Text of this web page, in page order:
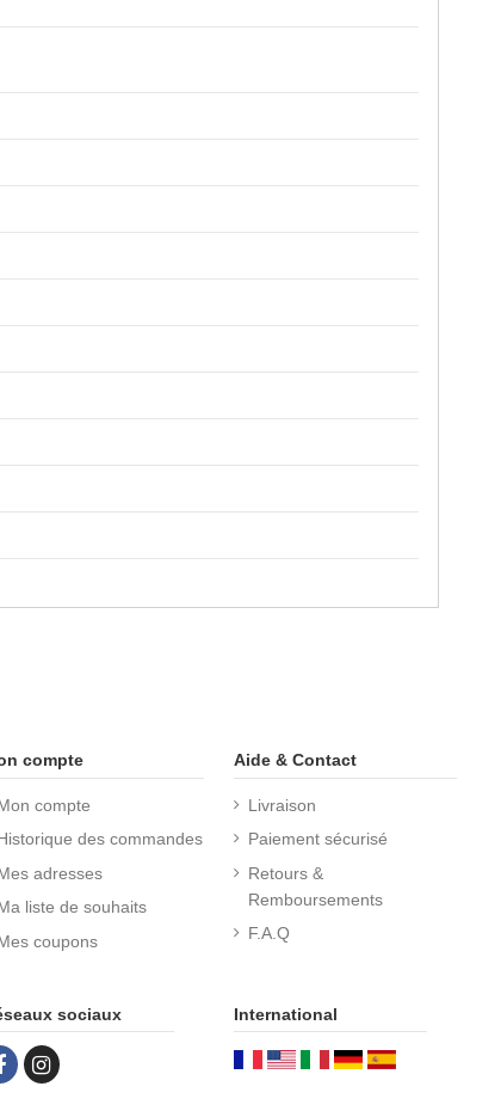
compte
compte
des commandes
adresses
liste de souhaits
coupons
Aide & Contact
Livraison
Paiement sécurisé
Retours &
Remboursements
F.A.Q
sociaux International